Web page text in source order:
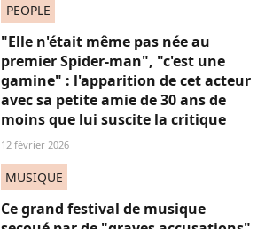
PEOPLE
"Elle n'était même pas née au
premier Spider-man", "c'est une
gamine" : l'apparition de cet acteur
avec sa petite amie de 30 ans de
moins que lui suscite la critique
12 février 2026
MUSIQUE
Ce grand festival de musique